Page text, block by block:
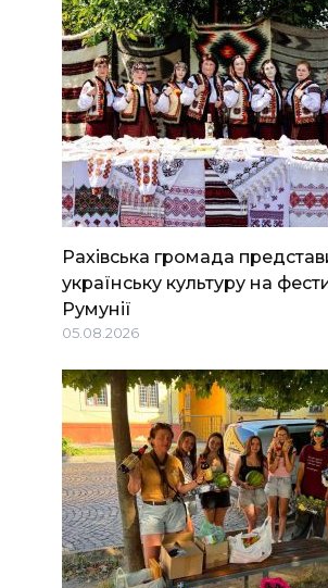
Рахівська громада
українську культуру на
Румунії
05.08.2026